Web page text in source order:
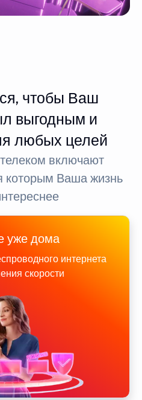
чтобы Ваш
выгодным и
любых целей
включают
которым Ваша жизнь
уже дома
интернета
скорости